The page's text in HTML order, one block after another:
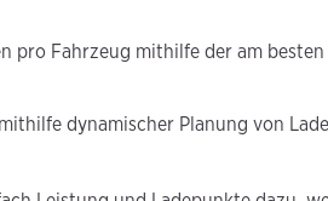
pro Fahrzeug mithilfe der am
dynamischer Planung von